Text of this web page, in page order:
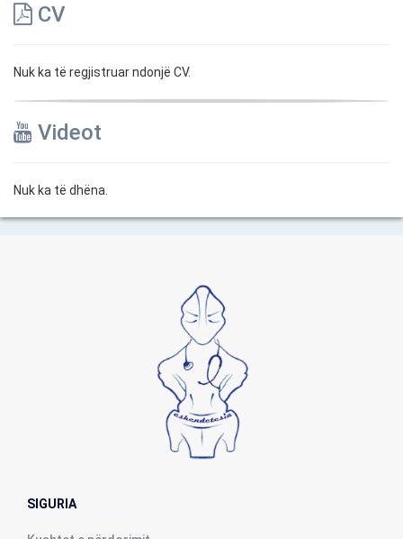
CV
Nuk ka të regjistruar ndonjë CV.
Videot
Nuk ka të dhëna.
SIGURIA